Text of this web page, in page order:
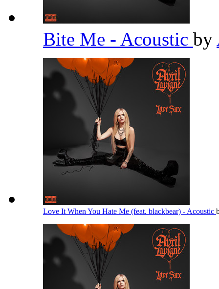
Bite Me - Acoustic by
Love It When You Hate Me (feat. blackbear) - Acoustic